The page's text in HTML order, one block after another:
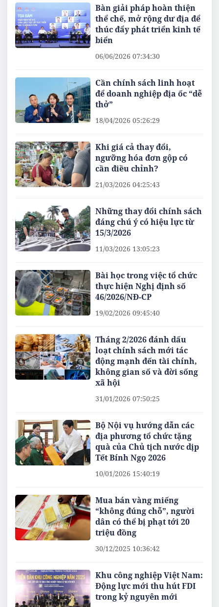
Bàn giải pháp hoàn thiện
thể chế, mở rộng dư địa để
thúc đẩy phát triển kinh tế
biển
06/06/2026 07:34:30
Cần chính sách linh hoạt
để doanh nghiệp địa ốc “dễ
thở”
18/04/2026 05:26:29
Khi giá cả thay đổi,
ngưỡng hóa đơn gộp có
cần điều chỉnh?
21/03/2026 04:25:43
Những thay đổi chính sách
đáng chú ý có hiệu lực từ
15/3/2026
11/03/2026 13:05:23
Bài học trong việc tổ chức
thực hiện Nghị định số
46/2026/NĐ-CP
19/02/2026 09:45:40
Tháng 2/2026 đánh dấu
loạt chính sách mới tác
động mạnh đến tài chính,
không gian số và đời sống
xã hội
31/01/2026 07:50:25
Bộ Nội vụ hướng dẫn các
địa phương tổ chức tặng
quà của Chủ tịch nước dịp
Tết Bính Ngọ 2026
10/01/2026 15:40:19
Mua bán vàng miếng
“không đúng chỗ”, người
dân có thể bị phạt tới 20
triệu đồng
30/12/2025 10:36:42
Khu công nghiệp Việt Nam:
Động lực mới thu hút FDI
trong kỷ nguyên mới